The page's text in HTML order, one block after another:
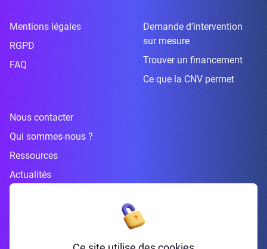
Mentions légales
RGPD
FAQ
Demande d’intervention
sur mesure
Trouver un financement
Ce que la CNV permet
Nous contacter
Qui sommes-nous ?
Ressources
Actualités
Inscrivez-vous à la newsletter